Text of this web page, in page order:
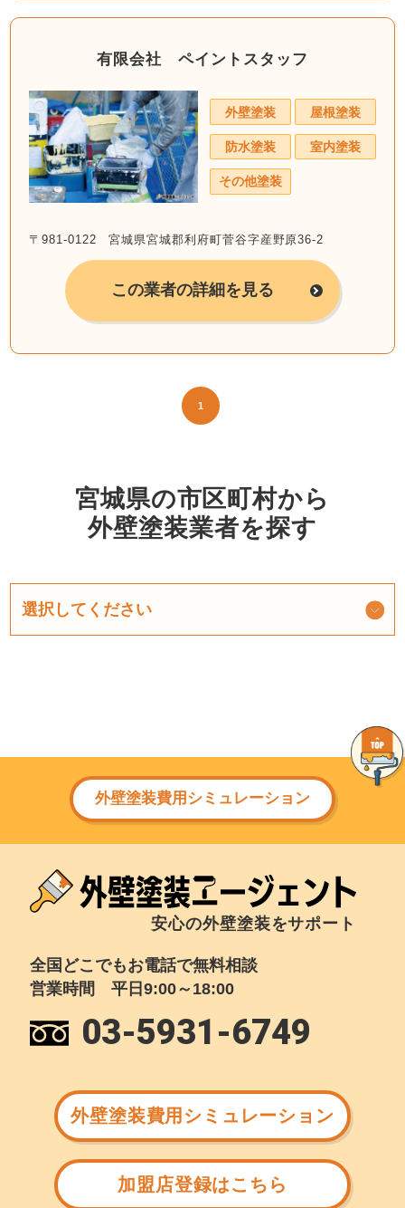
有限会社 ペイントスタッフ
外壁塗装 屋根塗装
防水塗装 室内塗装
その他塗装
〒981-0122 宮城県宮城郡利府町菅谷字産野原36-2
この業者の詳細を見る
1
宮城県の市区町村から
外壁塗装業者を探す
外壁塗装費用シミュレーション
安心の外壁塗装をサポート
全国どこでもお電話で無料相談
営業時間 平日9:00～18:00
03-5931-6749
外壁塗装費用シミュレーション
加盟店登録はこちら